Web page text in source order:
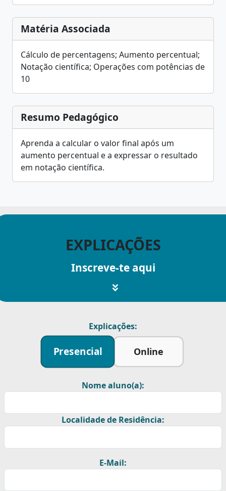
Matéria Associada
Cálculo de percentagens; Aumento percentual;
Notação científica; Operações com potências de
10
Resumo Pedagógico
Aprenda a calcular o valor final após um
aumento percentual e a expressar o resultado
em notação científica.
EXPLICAÇÕES
Inscreve-te aqui
Explicações:
Presencial Online
Nome aluno(a):
Localidade de Residência:
E-Mail: